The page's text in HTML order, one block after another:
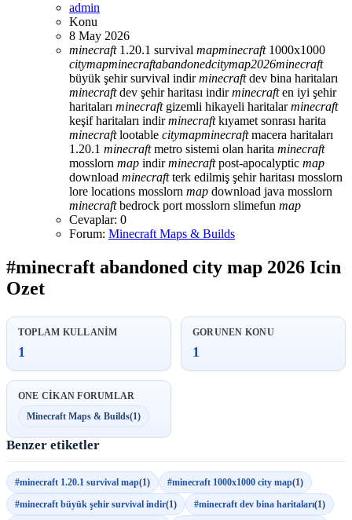
admin
Konu
8 May 2026
minecraft1.20.1 survival mapminecraft1000x1000
citymapminecraftabandonedcitymap2026minecraft
büyük şehir survival indirminecraftdev bina haritaları
minecraftdev şehir haritası indirminecraften iyi şehir
haritaları minecraftgizemli hikayeli haritalarminecraft
keşif haritaları indirminecraftkıyamet sonrası harita
minecraftlootable citymapminecraftmacera haritaları
1.20.1 minecraftmetro sistemi olan harita minecraft
mosslorn map indirminecraftpost-apocalyptic map
download minecraftterk edilmiş şehir haritası mosslorn
lore locations mosslorn map download java mosslorn
minecraftbedrock port mosslorn slimefun map
Cevaplar: 0
Forum: Minecraft Maps & Builds
#minecraft abandoned city map 2026 Icin
Ozet
TOPLAM KULLANIM
1
GORUNEN KONU
1
ONE CIKAN FORUMLAR
Minecraft Maps & Builds(1)
Benzer etiketler
#minecraft 1.20.1 survival map(1) #minecraft 1000x1000 city map(1)
#minecraft büyük şehir survival indir(1) #minecraft dev bina haritaları(1)